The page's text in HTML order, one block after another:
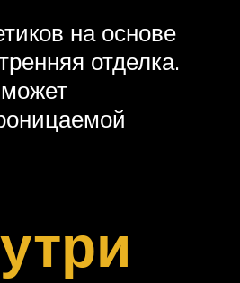
на основе
отделка.